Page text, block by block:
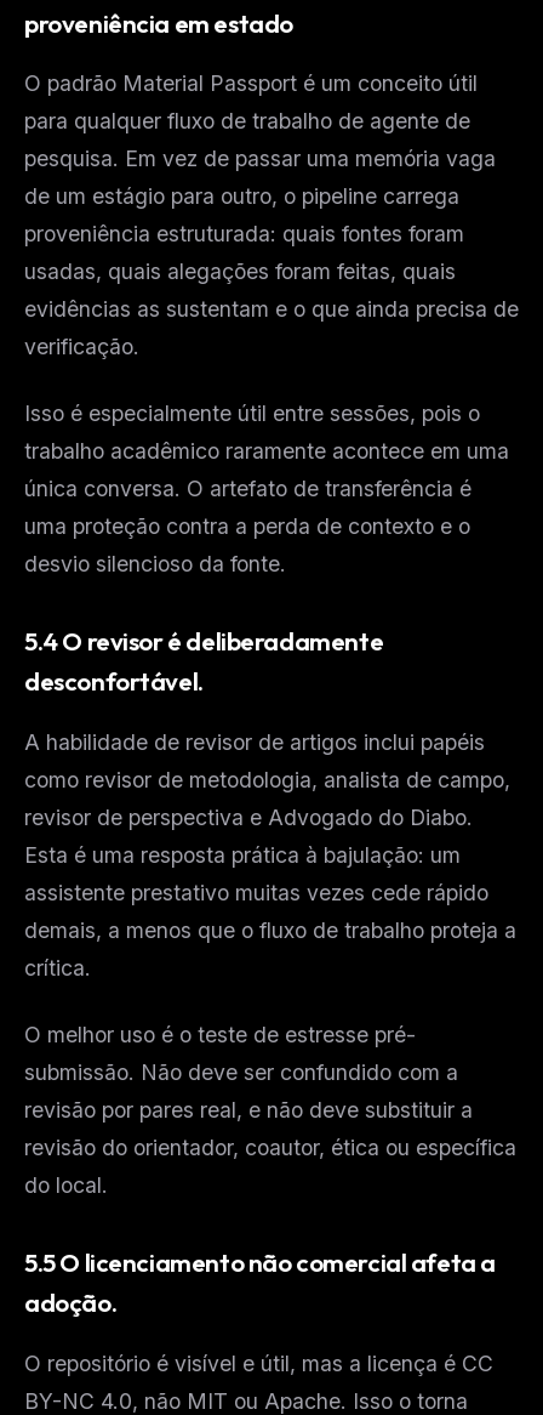
proveniência em estado
O padrão Material Passport é um conceito útil
para qualquer fluxo de trabalho de agente de
pesquisa. Em vez de passar uma memória vaga
de um estágio para outro, o pipeline carrega
proveniência estruturada: quais fontes foram
usadas, quais alegações foram feitas, quais
evidências as sustentam e o que ainda precisa de
verificação.
Isso é especialmente útil entre sessões, pois o
trabalho acadêmico raramente acontece em uma
única conversa. O artefato de transferência é
uma proteção contra a perda de contexto e o
desvio silencioso da fonte.
5.4 O revisor é deliberadamente
desconfortável.
A habilidade de revisor de artigos inclui papéis
como revisor de metodologia, analista de campo,
revisor de perspectiva e Advogado do Diabo.
Esta é uma resposta prática à bajulação: um
assistente prestativo muitas vezes cede rápido
demais, a menos que o fluxo de trabalho proteja a
crítica.
O melhor uso é o teste de estresse pré-
submissão. Não deve ser confundido com a
revisão por pares real, e não deve substituir a
revisão do orientador, coautor, ética ou específica
do local.
5.5 O licenciamento não comercial afeta a
adoção.
O repositório é visível e útil, mas a licença é CC
BY-NC 4.0, não MIT ou Apache. Isso o torna